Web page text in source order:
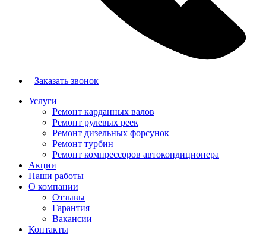
Заказать звонок
Услуги
Ремонт карданных валов
Ремонт рулевых реек
Ремонт дизельных форсунок
Ремонт турбин
Ремонт компрессоров автокондиционера
Акции
Наши работы
О компании
Отзывы
Гарантия
Вакансии
Контакты